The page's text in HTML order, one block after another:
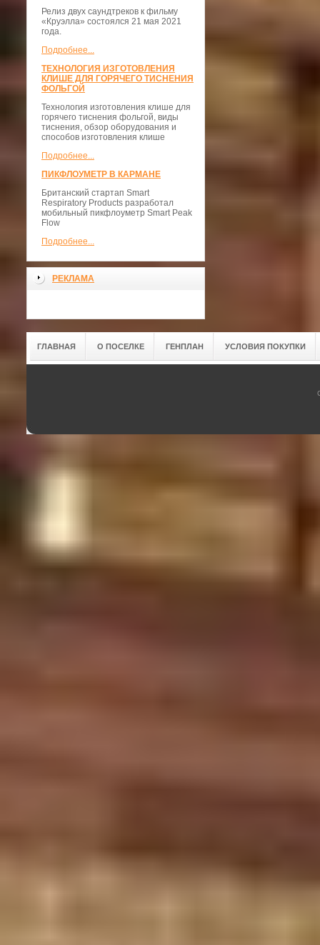
Релиз двух саундтреков к фильму
«Круэлла» состоялся 21 мая 2021
года.
Подробнее...
ТЕХНОЛОГИЯ ИЗГОТОВЛЕНИЯ
КЛИШЕ ДЛЯ ГОРЯЧЕГО ТИСНЕНИЯ
ФОЛЬГОЙ
Технология изготовления клише для
горячего тиснения фольгой, виды
тиснения, обзор оборудования и
способов изготовления клише
Подробнее...
ПИКФЛОУМЕТР В КАРМАНЕ
Британский стартап Smart
Respiratory Products разработал
мобильный пикфлоуметр Smart Peak
Flow
Подробнее...
РЕКЛАМА
ГЛАВНАЯ О ПОСЕЛКЕ ГЕНПЛАН УСЛОВИЯ ПОКУПКИ